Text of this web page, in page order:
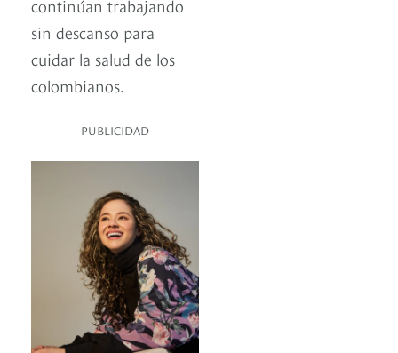
continúan trabajando
sin descanso para
cuidar la salud de los
colombianos.
PUBLICIDAD